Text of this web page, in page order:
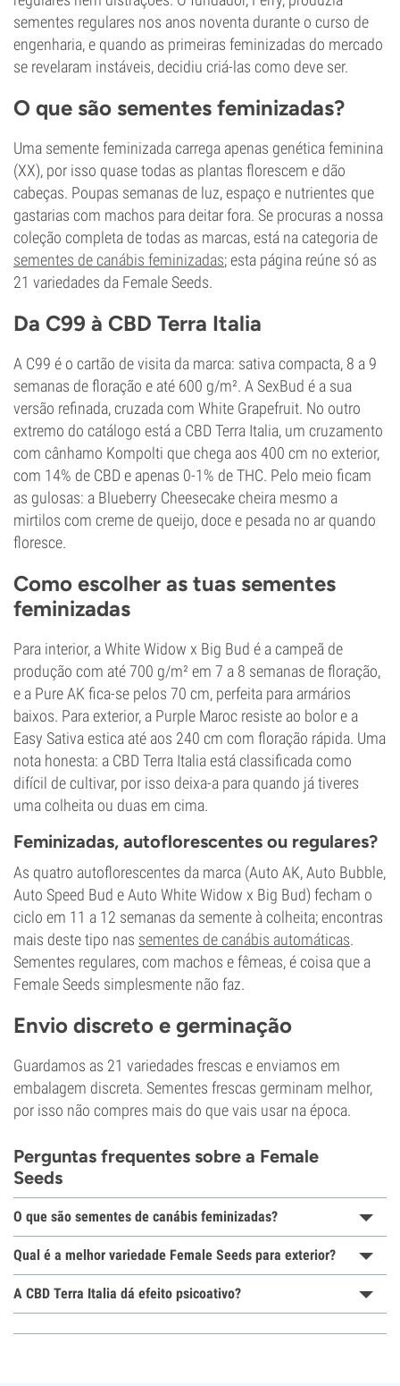
sementes regulares nos anos noventa durante o curso de
engenharia, e quando as primeiras feminizadas do mercado
se revelaram instáveis, decidiu criá-las como deve ser.
O que são sementes feminizadas?
Uma semente feminizada carrega apenas genética feminina
(XX), por isso quase todas as plantas florescem e dão
cabeças. Poupas semanas de luz, espaço e nutrientes que
gastarias com machos para deitar fora. Se procuras a nossa
coleção completa de todas as marcas, está na categoria de
sementes de canábis feminizadas; esta página reúne só as
21 variedades da Female Seeds.
Da C99 à CBD Terra Italia
A C99 é o cartão de visita da marca: sativa compacta, 8 a 9
semanas de floração e até 600 g/m². A SexBud é a sua
versão refinada, cruzada com White Grapefruit. No outro
extremo do catálogo está a CBD Terra Italia, um cruzamento
com cânhamo Kompolti que chega aos 400 cm no exterior,
com 14% de CBD e apenas 0-1% de THC. Pelo meio ficam
as gulosas: a Blueberry Cheesecake cheira mesmo a
mirtilos com creme de queijo, doce e pesada no ar quando
floresce.
Como escolher as tuas sementes
feminizadas
Para interior, a White Widow x Big Bud é a campeã de
produção com até 700 g/m² em 7 a 8 semanas de floração,
e a Pure AK fica-se pelos 70 cm, perfeita para armários
baixos. Para exterior, a Purple Maroc resiste ao bolor e a
Easy Sativa estica até aos 240 cm com floração rápida. Uma
nota honesta: a CBD Terra Italia está classificada como
difícil de cultivar, por isso deixa-a para quando já tiveres
uma colheita ou duas em cima.
Feminizadas, autoflorescentes ou regulares?
As quatro autoflorescentes da marca (Auto AK, Auto Bubble,
Auto Speed Bud e Auto White Widow x Big Bud) fecham o
ciclo em 11 a 12 semanas da semente à colheita; encontras
mais deste tipo nas sementes de canábis automáticas.
Sementes regulares, com machos e fêmeas, é coisa que a
Female Seeds simplesmente não faz.
Envio discreto e germinação
Guardamos as 21 variedades frescas e enviamos em
embalagem discreta. Sementes frescas germinam melhor,
por isso não compres mais do que vais usar na época.
Perguntas frequentes sobre a Female
Seeds
O que são sementes de canábis feminizadas?
Qual é a melhor variedade Female Seeds para exterior?
A CBD Terra Italia dá efeito psicoativo?